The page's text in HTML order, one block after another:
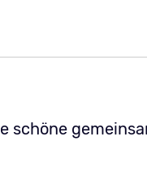
schöne